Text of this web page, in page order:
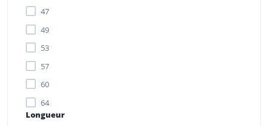
47
49
53
57
60
64
Longueur